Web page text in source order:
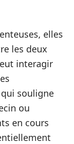
elles
les deux
interagir
souligne
ou
en cours